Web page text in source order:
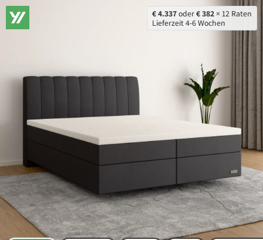
€ 4.337oder€ 382 × 12 Raten
Lieferzeit 4-6 Wochen